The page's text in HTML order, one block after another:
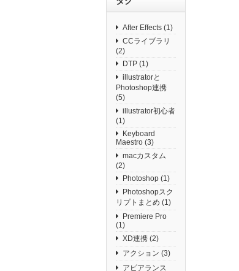
After Effects (1)
CCライブラリ
(2)
DTP (1)
illustratorと
Photoshop連携
(5)
illustrator初心者
(1)
Keyboard
Maestro (3)
macカスタム
(2)
Photoshop (1)
Photoshopスク
リプトまとめ (1)
Premiere Pro
(1)
XD連携 (2)
アクション (3)
アピアランス